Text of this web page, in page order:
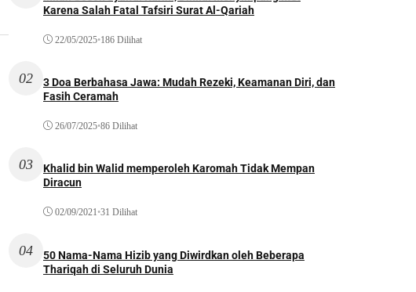
Karena Salah Fatal Tafsiri Surat Al-Qariah
22/05/2025•186 Dilihat
02
3 Doa Berbahasa Jawa: Mudah Rezeki, Keamanan Diri, dan
Fasih Ceramah
26/07/2025•86 Dilihat
03
Khalid bin Walid memperoleh Karomah Tidak Mempan
Diracun
02/09/2021•31 Dilihat
04
50 Nama-Nama Hizib yang Diwirdkan oleh Beberapa
Thariqah di Seluruh Dunia